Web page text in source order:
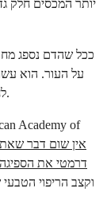
יותר המכסים חלק
ככל שהדם נספג
על העור. הוא
לחלוטין. שינוי צבע זה תקין וסימן לכך שהריפוי מתקדם.
אין שום דבר
דרמטי את הספיגה
וקצב הריפוי